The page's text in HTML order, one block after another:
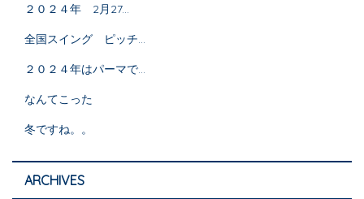
２０２４年 2月27...
全国スイング ピッチ...
２０２４年はパーマで...
なんてこった
冬ですね。。
ARCHIVES